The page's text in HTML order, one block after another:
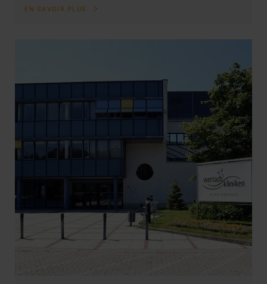
EN SAVOIR PLUS